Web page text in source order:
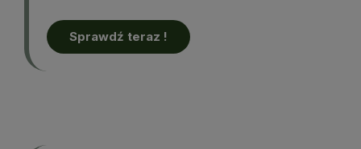
Sprawdź teraz !